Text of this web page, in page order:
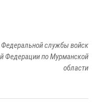
службы войск
Федерации по Мурманской
области